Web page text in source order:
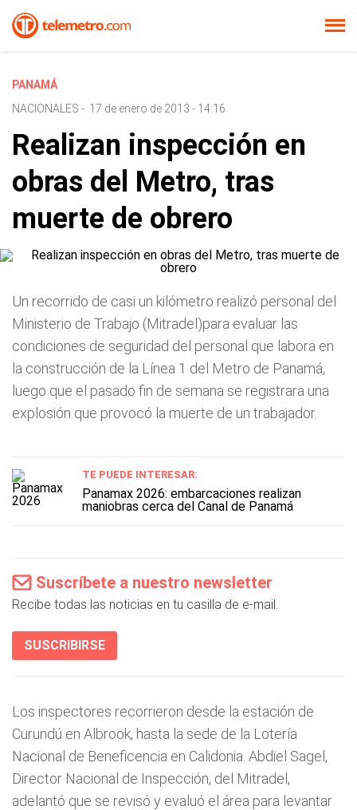
PANAMÁ
NACIONALES - 17 de enero de 2013 - 14:16
Realizan inspección en
obras del Metro, tras
muerte de obrero
Un recorrido de casi un kilómetro realizó personal del
Ministerio de Trabajo (Mitradel)para evaluar las
condiciones de seguridad del personal que labora en
la construcción de la Línea 1 del Metro de Panamá,
luego que el pasado fin de semana se registrara una
explosión que provocó la muerte de un trabajador.
TE PUEDE INTERESAR:
Panamax 2026: embarcaciones realizan
maniobras cerca del Canal de Panamá
Suscríbete a nuestro newsletter
Recibe todas las noticias en tu casilla de e-mail.
SUSCRIBIRSE
Los inspectores recorrieron desde la estación de
Curundú en Albrook, hasta la sede de la Lotería
Nacional de Beneficencia en Calidonia. Abdiel Sagel,
Director Nacional de Inspección, del Mitradel,
adelantó que se revisó y evaluó el área para levantar